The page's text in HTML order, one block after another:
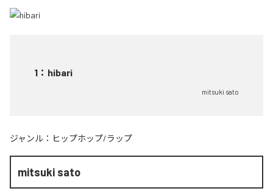
1 ： hibari
mitsuki sato
ジャンル： ヒップホップ/ラップ
mitsuki sato